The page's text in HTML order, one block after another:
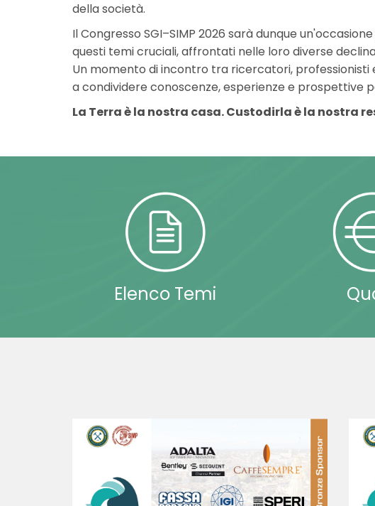
della società.
Il Congresso SGI–SIMP 2026 sarà dunque
questi temi cruciali, affrontati nelle loro diverse
Un momento di incontro tra ricercatori,
a condividere conoscenze, esperienze e prospettive
La Terra è la nostra casa. Custodirla è la nostra
Elenco Temi